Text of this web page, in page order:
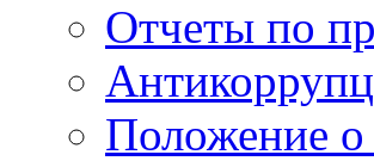
Отчеты по
Положение о